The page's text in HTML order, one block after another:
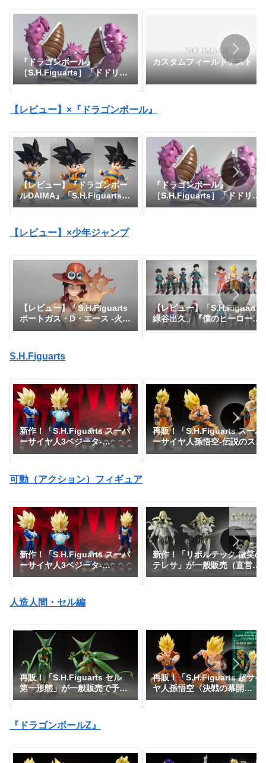
『ドラゴンボール』
［S.H.Figuarts］「ドドリ
ア」【レビュー】
カスタムフィールドテスト
【レビュー】×『ドラゴンボール』
【レビュー】『ドラゴンボー
ルDAIMA』「S.H.Figuarts
孫悟空(ミニ)-DAIMA-」
『ドラゴンボール』
［S.H.Figuarts］「ドドリ
ア」【レビュー】
【レビュー】×少年ジャンプ
【レビュー】「S.H.Figuarts
ポートガス・D・エース -火
拳-」『ワンピース』
【レビュー】「S.H.Figuarts
緑谷出久」『僕のヒーローア
カデミア』
S.H.Figuarts
新作！「S.H.Figuarts スーパ
ーサイヤ人3ベジータ-
DAIMA-」がプレミアムバン
ボールDAIMA』｜定価8,800
円｜発売日2027年1月予定
再販！「S.H.Figuarts スーパ
ーサイヤ人孫悟空-伝説のスー
パーサイヤ人-」が一般販売で
可動（アクション）フィギュア
新作！「S.H.Figuarts スーパ
ーサイヤ人3ベジータ-
DAIMA-」がプレミアムバン
ボールDAIMA』｜定価8,800
円｜発売日2027年1月予定
新作！「リボルテック 微笑の
テレサ」が一般販売（直営店
限定特典あり）で登場！
人造人間・セル編
再販！「S.H.Figuarts セル
第一形態」が一般販売で予約
開始！『ドラゴンボールZ』
年9月予定
再販！「S.H.Figuarts 超サイ
ヤ人孫悟空〈決戦の幕開
け〉」が一般販売で予約開
『ドラゴンボールZ』